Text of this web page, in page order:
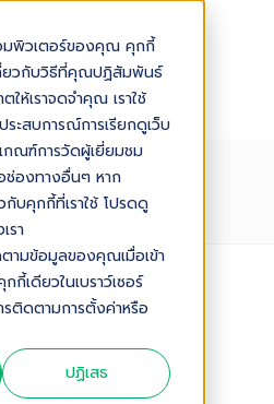
มพิวเตอร์ของคุณ คุกกี้
กี่ยวกับวิธีที่คุณปฏิสัมพันธ์
ให้เราจดจำคุณ เราใช้
ะสบการณ์การเรียกดูเว็บ
เกณฑ์การวัดผู้เยี่ยมชม
ช่องทางอื่นๆ หาก
บคุกกี้ที่เราใช้ โปรดดู
รา
ามข้อมูลของคุณเมื่อเข้า
กี้เดียวในเบราว์เซอร์
ติดตามการตั้งค่าหรือ
ปฏิเสธ